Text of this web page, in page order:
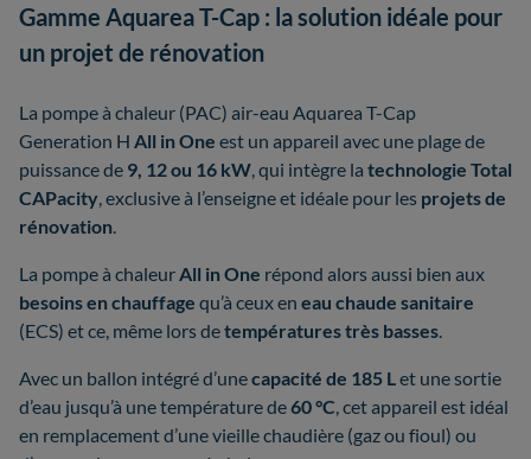
Gamme Aquarea T-Cap : la solution idéale pour
un projet de rénovation
La pompe à chaleur (PAC) air-eau Aquarea T-Cap
Generation H All in One est un appareil avec une plage de
puissance de 9, 12 ou 16 kW , qui intègre la technologie Total
CAPacity , exclusive à l’enseigne et idéale pour les projets de
rénovation
La pompe à chaleur All in One répond alors aussi bien aux
besoins en chauffage qu’à ceux en eau chaude sanitaire
(ECS) et ce, même lors detempératures très basses
Avec un ballon intégré d’unecapacité de 185 L et une sortie
d’eau jusqu’à une température de60 °C , cet appareil est idéal
en remplacement d’une vieille chaudière (gaz ou fioul) ou